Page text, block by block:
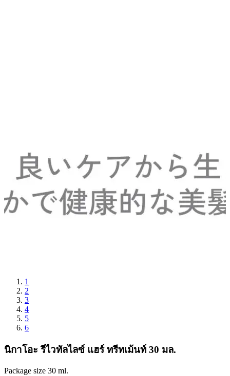
1
2
3
4
5
6
นิกาโอะ รีไวทัลไลซ์ แฮร์ ทรีทเม้นท์ 30 มล.
Package size 30 ml.